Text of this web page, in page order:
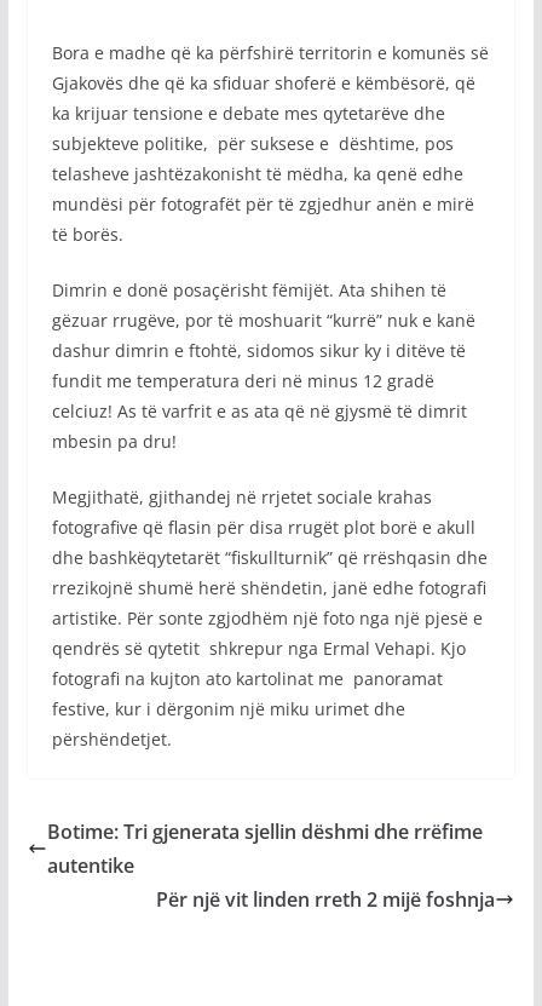
Bora e madhe që ka përfshirë territorin e komunës së
Gjakovës dhe që ka sfiduar shoferë e këmbësorë, që
ka krijuar tensione e debate mes qytetarëve dhe
subjekteve politike, për suksese e dështime, pos
telasheve jashtëzakonisht të mëdha, ka qenë edhe
mundësi për fotografët për të zgjedhur anën e mirë
të borës.
Dimrin e donë posaçërisht fëmijët. Ata shihen të
gëzuar rrugëve, por të moshuarit “kurrë” nuk e kanë
dashur dimrin e ftohtë, sidomos sikur ky i ditëve të
fundit me temperatura deri në minus 12 gradë
celciuz! As të varfrit e as ata që në gjysmë të dimrit
mbesin pa dru!
Megjithatë, gjithandej në rrjetet sociale krahas
fotografive që flasin për disa rrugët plot borë e akull
dhe bashkëqytetarët “fiskullturnik” që rrëshqasin dhe
rrezikojnë shumë herë shëndetin, janë edhe fotografi
artistike. Për sonte zgjodhëm një foto nga një pjesë e
qendrës së qytetit shkrepur nga Ermal Vehapi. Kjo
fotografi na kujton ato kartolinat me panoramat
festive, kur i dërgonim një miku urimet dhe
përshëndetjet.
Botime: Tri gjenerata sjellin dëshmi dhe rrëfime
autentike
Për një vit linden rreth 2 mijë foshnja